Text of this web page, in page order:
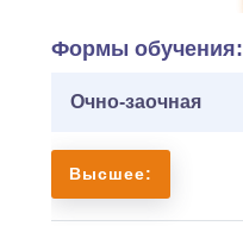
Формы обучения:
Очно-заочная
Высшее: